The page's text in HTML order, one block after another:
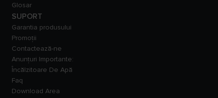
Glosar
SUPORT
Garantia produsului
Promoții
Contactează-ne
Anunțuri Importante:
Încălzitoare De Apă
Faq
Download Area